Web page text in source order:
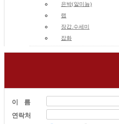
은박(알미늄)
랩
장갑.수세미
잡화
이 름
연락처